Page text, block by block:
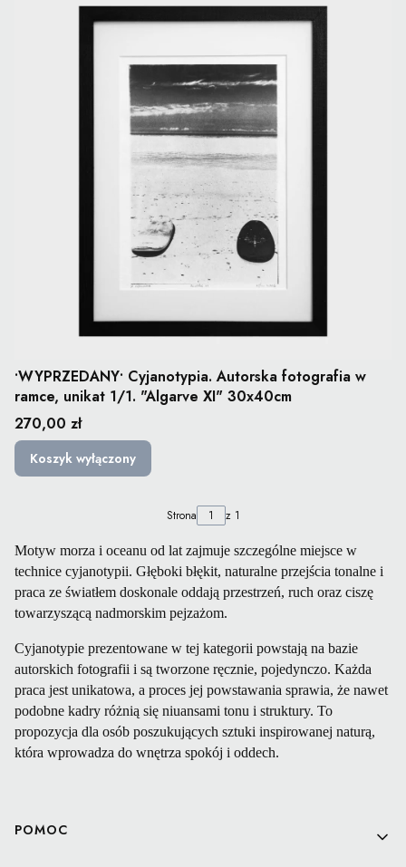
•WYPRZEDANY• Cyjanotypia. Autorska fotografia w
ramce, unikat 1/1. "Algarve XI" 30x40cm
Cena
270,00 zł
Koszyk wyłączony
Strona z 1
Motyw morza i oceanu od lat zajmuje szczególne miejsce w
technice cyjanotypii. Głęboki błękit, naturalne przejścia tonalne i
praca ze światłem doskonale oddają przestrzeń, ruch oraz ciszę
towarzyszącą nadmorskim pejzażom.
Cyjanotypie prezentowane w tej kategorii powstają na bazie
autorskich fotografii i są tworzone ręcznie, pojedynczo. Każda
praca jest unikatowa, a proces jej powstawania sprawia, że nawet
podobne kadry różnią się niuansami tonu i struktury. To
propozycja dla osób poszukujących sztuki inspirowanej naturą,
która wprowadza do wnętrza spokój i oddech.
Linki w stopce
POMOC